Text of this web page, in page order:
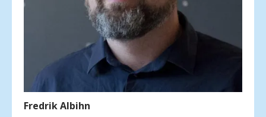
Fredrik Albihn